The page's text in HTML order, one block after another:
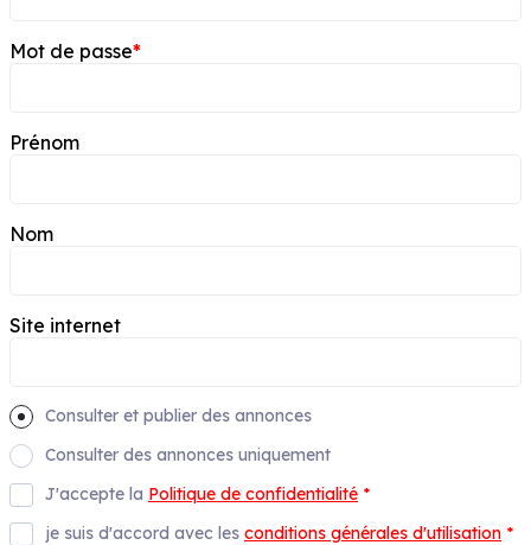
Mot de passe*
Prénom
Nom
Site internet
Consulter et publier des annonces
Consulter des annonces uniquement
J'accepte la Politique de confidentialité *
je suis d'accord avec les conditions générales d'utilisation *